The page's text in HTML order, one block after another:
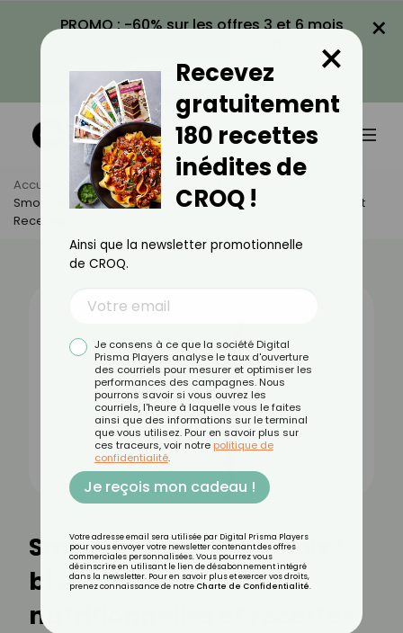
PROMO : -60% sur les offres 3 et 6 mois
VOIR LA PROMO
×
Accueil Actus
Alimentation
Smoothie De Votre Choix : Bienfaits, Valeurs Nutritionnelles Et
Recettes
Smoothie de votre choix :
bienfaits, valeurs
nutritionnelles et recettes
Recevez
gratuitement
180 recettes
inédites de
CROQ !
×
Ainsi que la newsletter promotionnelle
de CROQ.
Je consens à ce que la société Digital
Prisma Players analyse le taux d'ouverture
des courriels pour mesurer et optimiser les
performances des campagnes. Nous
pourrons savoir si vous ouvrez les
courriels, l'heure à laquelle vous le faites
ainsi que des informations sur le terminal
que vous utilisez. Pour en savoir plus sur
ces traceurs, voir notre politique de
confidentialité.
Je reçois mon cadeau !
Votre adresse email sera utilisée par Digital Prisma Players
pour vous envoyer votre newsletter contenant des offres
commerciales personnalisées. Vous pourrez vous
désinscrire en utilisant le lien de désabonnement intégré
dans la newsletter. Pour en savoir plus et exercer vos droits,
prenez connaissance de notre Charte de Confidentialité.